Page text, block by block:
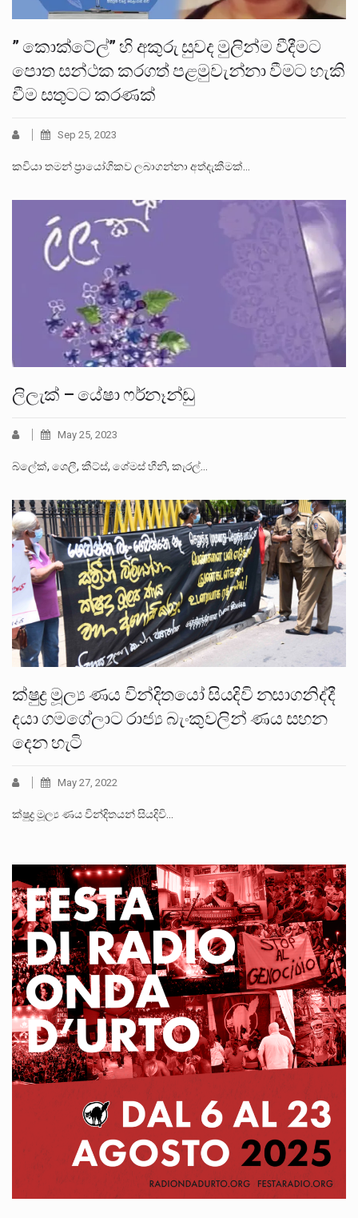
” කොක්ටේල්” හි අකුරු සුවද මුලින්ම වීදීමට
පොත සන්ථක කරගත් පළමුවැන්නා වීමට හැකි
වීම සතු⁣ටට කරණක්
Sep 25, 2023
කවියා තමන් ප්‍රායෝගිකව ලබාගන්නා අත්දැකීමක්…
ලිලැක් – යේෂා ෆර්නෑන්ඩු
May 25, 2023
බ්ලේක්, ශෙලී, කීට්ස්, ශේමස් හීනි, කැරල්…
ක්ෂුද්‍ර මූල්‍ය ණය වින්දිතයෝ සියදිවි නසාගනිද්දී
දයා ගමගේලාට රාජ්‍ය බැංකුවලින් ණය සහන
දෙන හැටි
May 27, 2022
ක්ෂුද්‍ර මූල්‍ය ණය වින්දිතයන් සියදිවි…